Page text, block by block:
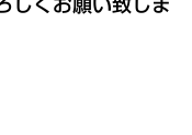
しくお願い致しま